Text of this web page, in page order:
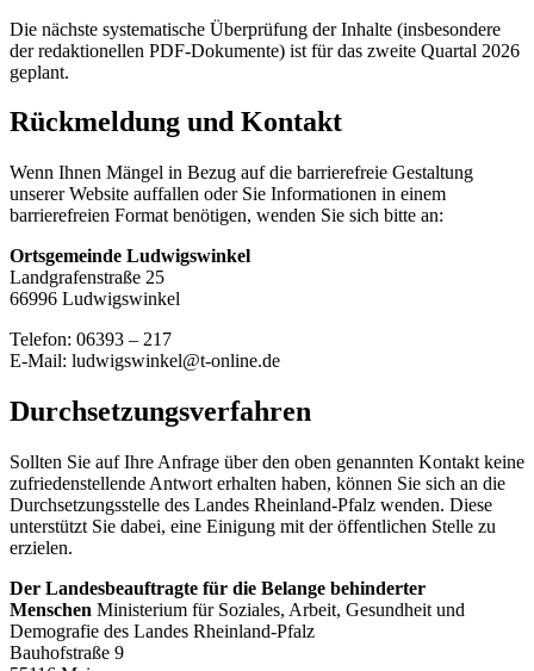
Die nächste systematische Überprüfung der Inhalte (insbesondere
der redaktionellen PDF-Dokumente) ist für das zweite Quartal 2026
geplant.
Rückmeldung und Kontakt
Wenn Ihnen Mängel in Bezug auf die barrierefreie Gestaltung
unserer Website auffallen oder Sie Informationen in einem
barrierefreien Format benötigen, wenden Sie sich bitte an:
Ortsgemeinde Ludwigswinkel
Landgrafenstraße 25
66996 Ludwigswinkel
Telefon: 06393 – 217
E-Mail: ludwigswinkel@t-online.de
Durchsetzungsverfahren
Sollten Sie auf Ihre Anfrage über den oben genannten Kontakt keine
zufriedenstellende Antwort erhalten haben, können Sie sich an die
Durchsetzungsstelle des Landes Rheinland-Pfalz wenden. Diese
unterstützt Sie dabei, eine Einigung mit der öffentlichen Stelle zu
erzielen.
Der Landesbeauftragte für die Belange behinderter
Menschen Ministerium für Soziales, Arbeit, Gesundheit und
Demografie des Landes Rheinland-Pfalz
Bauhofstraße 9